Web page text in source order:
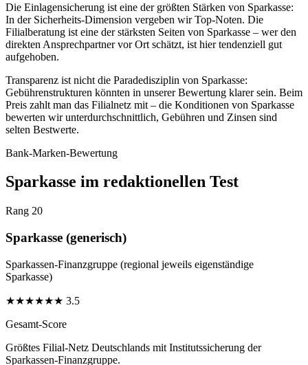
Die Einlagensicherung ist eine der größten Stärken von Sparkasse:
In der Sicherheits-Dimension vergeben wir Top-Noten. Die
Filialberatung ist eine der stärksten Seiten von Sparkasse – wer den
direkten Ansprechpartner vor Ort schätzt, ist hier tendenziell gut
aufgehoben.
Transparenz ist nicht die Paradedisziplin von Sparkasse:
Gebührenstrukturen könnten in unserer Bewertung klarer sein. Beim
Preis zahlt man das Filialnetz mit – die Konditionen von Sparkasse
bewerten wir unterdurchschnittlich, Gebühren und Zinsen sind
selten Bestwerte.
Bank-Marken-Bewertung
Sparkasse im redaktionellen Test
Rang 20
Sparkasse (generisch)
Sparkassen-Finanzgruppe (regional jeweils eigenständige
Sparkasse)
★★★★★★ 3.5
Gesamt-Score
Größtes Filial-Netz Deutschlands mit Institutssicherung der
Sparkassen-Finanzgruppe.